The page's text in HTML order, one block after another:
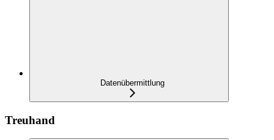
Datenübermittlung
Treuhand